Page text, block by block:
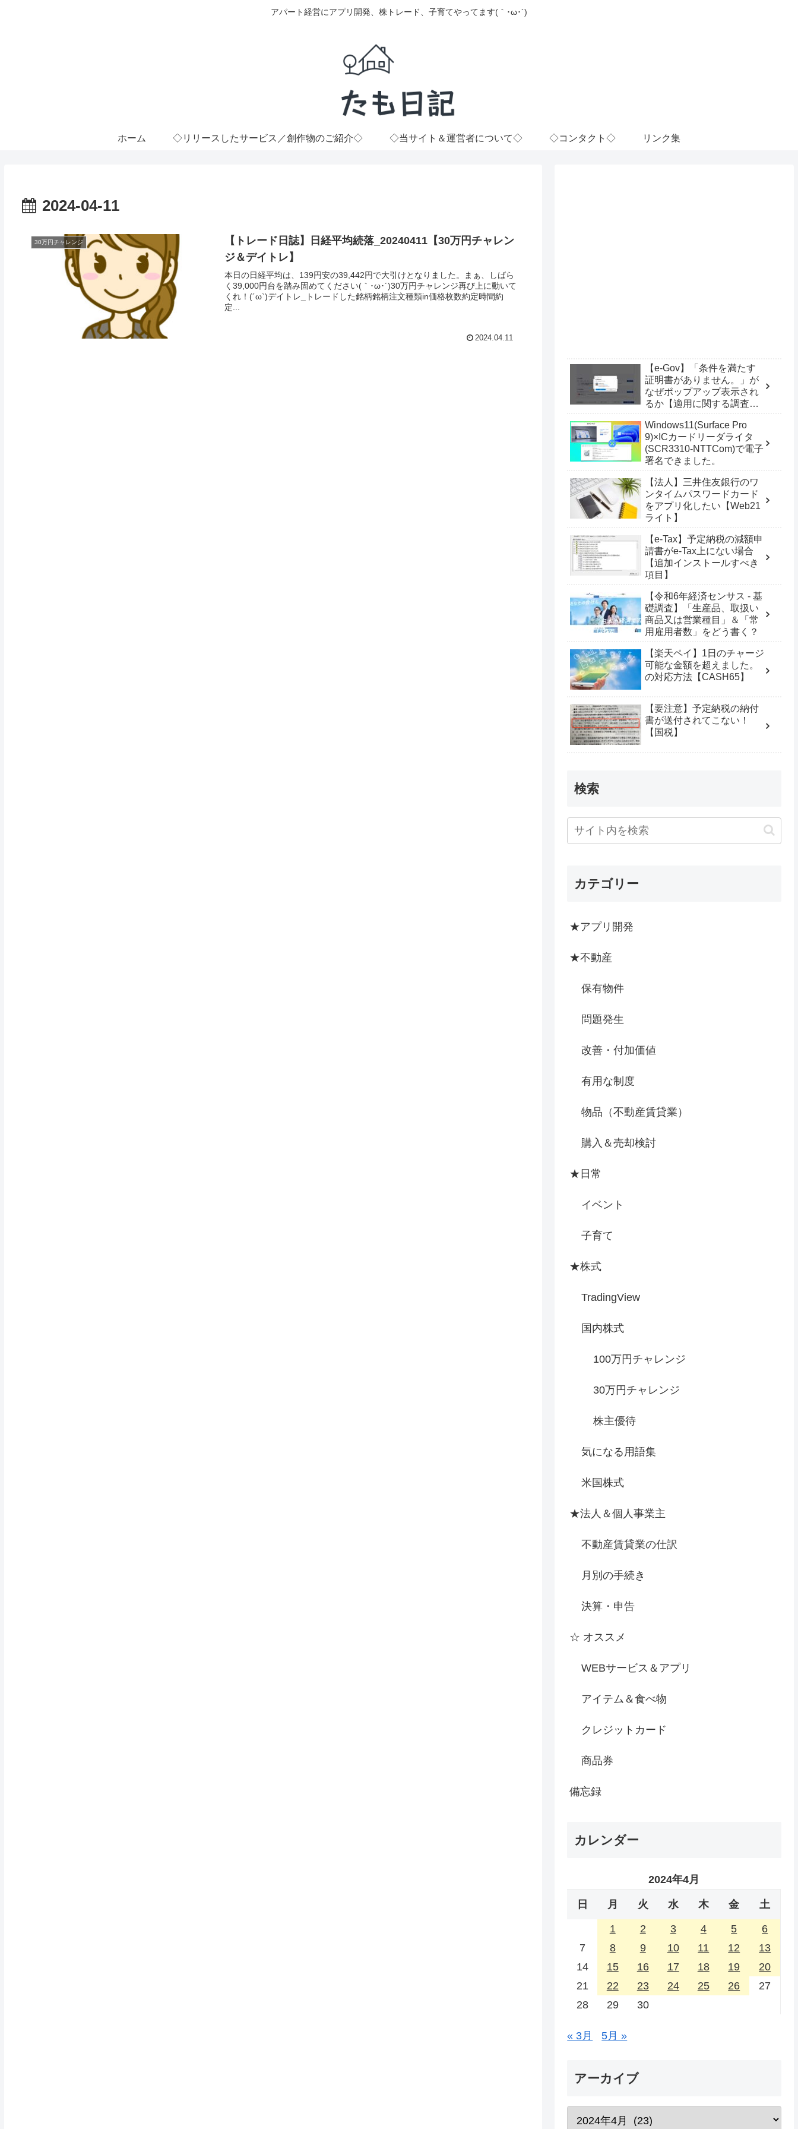
アパート経営にアプリ開発、株トレード、子育てやってます(｀･ω･´)
ホーム ◇リリースしたサービス／創作物のご紹介◇ ◇当サイト＆運営者について◇ ◇コンタクト◇ リンク集
2024-04-11
30万円チャレンジ
【トレード日誌】日経平均続落_20240411【30万円チャレン
ジ＆デイトレ】
本日の日経平均は、139円安の39,442円で大引けとなりました。まぁ、しばら
く39,000円台を踏み固めてください(｀･ω･´)30万円チャレンジ再び上に動いて
くれ！(´ω`)デイトレ_トレードした銘柄銘柄注文種類in価格枚数約定時間約
定...
2024.04.11
【e-Gov】「条件を満たす
証明書がありません。」が
なぜポップアップ表示され
るか【適用に関する調査
Windows11(Surface Pro
9)×ICカードリーダライタ
(SCR3310-NTTCom)で電子
署名できました。
【法人】三井住友銀行のワ
ンタイムパスワードカード
をアプリ化したい【Web21
ライト】
【e-Tax】予定納税の減額申
請書がe-Tax上にない場合
【追加インストールすべき
項目】
【令和6年経済センサス - 基
礎調査】「生産品、取扱い
商品又は営業種目」＆「常
用雇用者数」をどう書く？
【楽天ペイ】1日のチャージ
可能な金額を超えました。
の対応方法【CASH65】
【要注意】予定納税の納付
書が送付されてこない！
【国税】
検索
カテゴリー
★アプリ開発
★不動産
保有物件
問題発生
改善・付加価値
有用な制度
物品（不動産賃貸業）
購入＆売却検討
★日常
イベント
子育て
★株式
TradingView
国内株式
100万円チャレンジ
30万円チャレンジ
株主優待
気になる用語集
米国株式
★法人＆個人事業主
不動産賃貸業の仕訳
月別の手続き
決算・申告
☆ オススメ
WEBサービス＆アプリ
アイテム＆食べ物
クレジットカード
商品券
備忘録
カレンダー
2024年4月
日 月 火 水 木 金 土
1 2 3 4 5
6
7
8 9 10 11 12
13
14
15 16 17 18 19
20
21
22 23 24 25 26
27
28
29 30
« 3月 5月 »
アーカイブ